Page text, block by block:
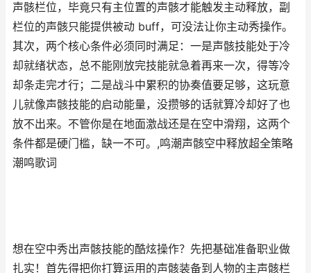
声骸栏位，毕竟只有主位置的声骸才能触发主动释放，副
栏位的声骸只能提供被动 buff，可没法让你主动秀操作。
其次，两个核心条件必须同时满足：一是声骸技能处于冷
却就绪状态，总不能刚放完技能就急着再来一次，得等冷
却条走完才行；二是战斗中累积的协奏值要足够，这玩意
儿就像声骸技能的启动能量，没攒够的话就算冷却好了也
放不出来。不管你是在地面激战还是在空中滑翔，这两个
条件都是硬门槛，缺一不可。,鸣潮声骸空中释放超全策略
潮鸣歌词
想在空中秀出声骸技能的酷炫操作？先把基础准备职业做
扎实！首先得把你打算运用的声骸装备到人物的主声骸栏